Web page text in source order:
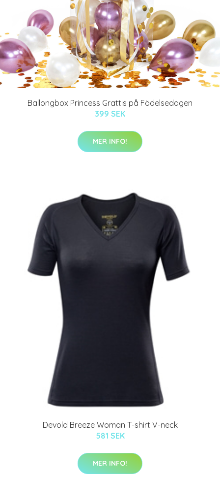
Ballongbox Princess Grattis på Födelsedagen
399 SEK
MER INFO!
Devold Breeze Woman T-shirt V-neck
581 SEK
MER INFO!